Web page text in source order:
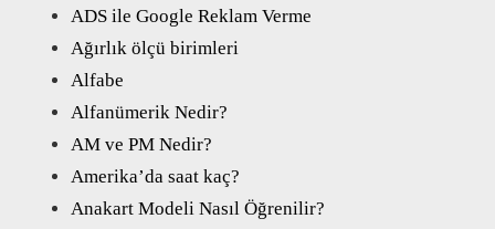
ADS ile Google Reklam Verme
Ağırlık ölçü birimleri
Alfabe
Alfanümerik Nedir?
AM ve PM Nedir?
Amerika’da saat kaç?
Anakart Modeli Nasıl Öğrenilir?